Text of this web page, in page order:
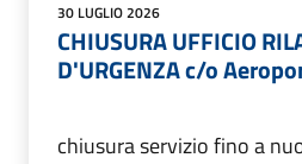
30 LUGLIO 2026
CHIUSURA UFFICIO
D'URGENZA c/o
chiusura servizio fino a